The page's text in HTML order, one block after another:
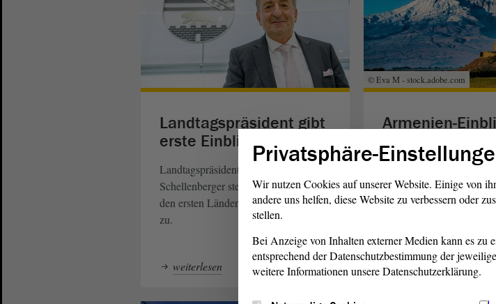
Landtagspräsident gibt
erste Einblicke
Landtagspräsident Dr. Gunnar
Schellenberger steuert mit viel Elan auf
den ersten Länderabend des Landtags
zu.
weiterlesen
© Eva M - stock.adobe.com
Armenien-
Land und Leute
Wie das Land selbst hat
Armeniens Kultur viel
beleuchten, was mit dem
weiterlesen
Privatsphäre-
Wir nutzen Cookies auf unserer Website. Einige von
andere uns helfen, diese Website zu verbessern oder
stellen.
Bei Anzeige von Inhalten externer Medien kann es zu
entsprechend der Datenschutzbestimmung der
weitere Informationen unsere Datenschutzerklärung.